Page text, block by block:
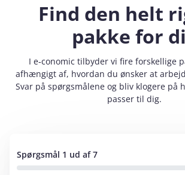
Find den helt
pakke for
I e‑conomic tilbyder vi fire forskellige
afhængigt af, hvordan du ønsker at
Svar på spørgsmålene og bliv klogere på
passer til dig.
Spørgsmål 1 ud af 7